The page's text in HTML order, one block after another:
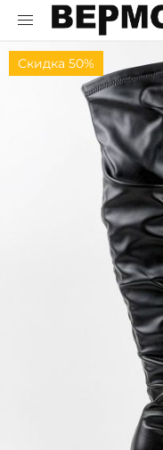
Скидка 50%